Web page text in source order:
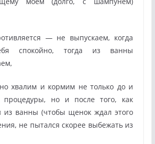
— не выпускаем, когда
спокойно, тогда из ванны
хвалим и кормим не только до и
но и после того, как
из ванны (чтобы щенок ждал этого
не пытался скорее выбежать из